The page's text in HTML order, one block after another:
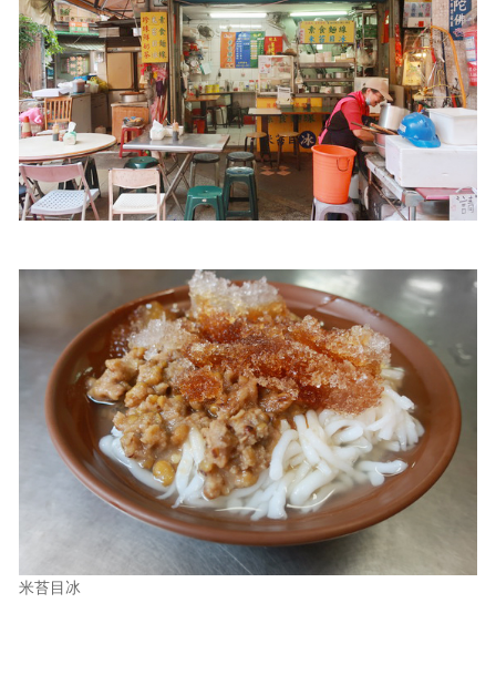
日記簿
餐桌週記
享樂隨手拍
照相簿
影音區
歷史區
關於Yilan
個人著作
活動實況記錄
媒體報導一覽
合作與代言
訂閱電子報
米苔目冰